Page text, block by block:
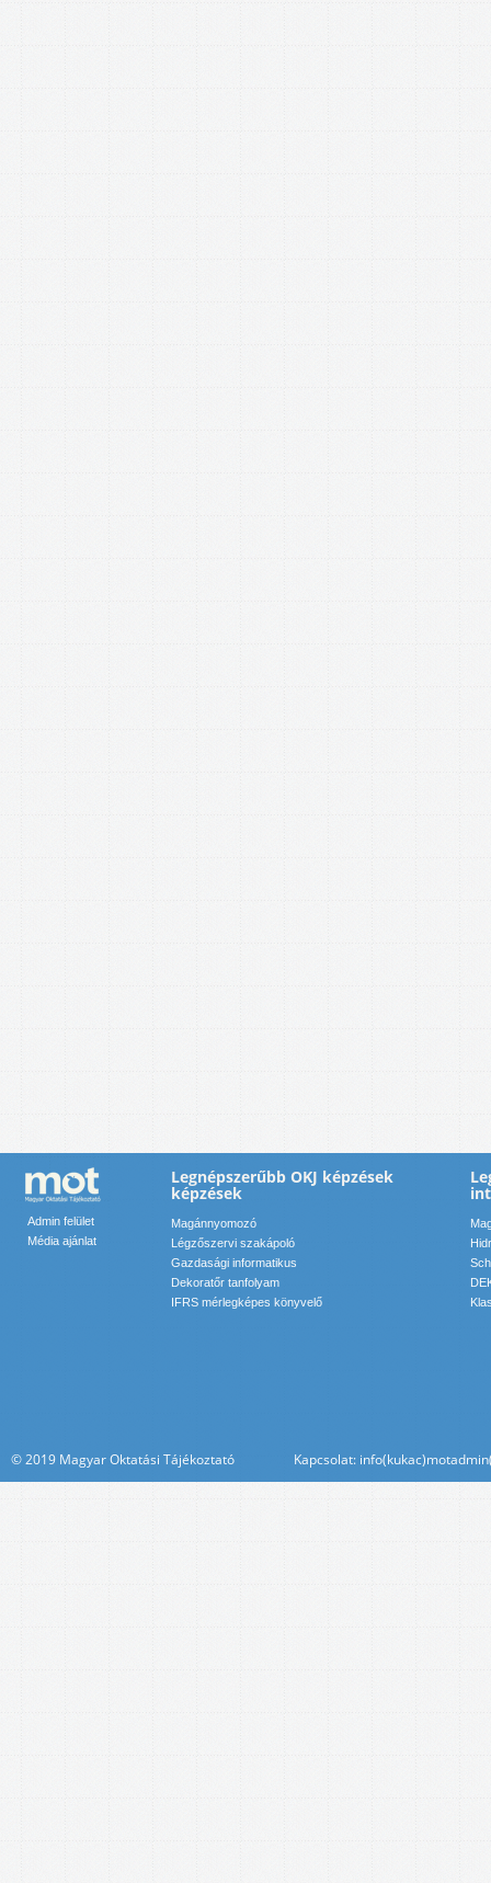
Admin felület
Média ajánlat
Legnépszerűbb OKJ képzések
képzések
Magánnyomozó
Légzőszervi szakápoló
Gazdasági informatikus
Dekoratőr tanfolyam
IFRS mérlegképes könyvelő
© 2019 Magyar Oktatási Tájékoztató Kapcsolat: